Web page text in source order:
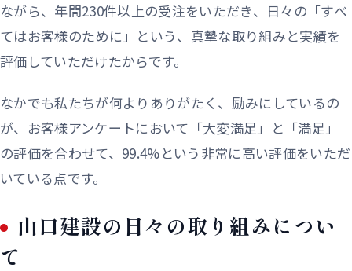
ながら、年間230件以上の受注をいただき、日々の「すべ
てはお客様のために」という、真摯な取り組みと実績を
評価していただけたからです。
なかでも私たちが何よりありがたく、励みにしているの
が、お客様アンケートにおいて「大変満足」と「満足」
の評価を合わせて、99.4%という非常に高い評価をいただ
いている点です。
山口建設の日々の取り組みについ
て